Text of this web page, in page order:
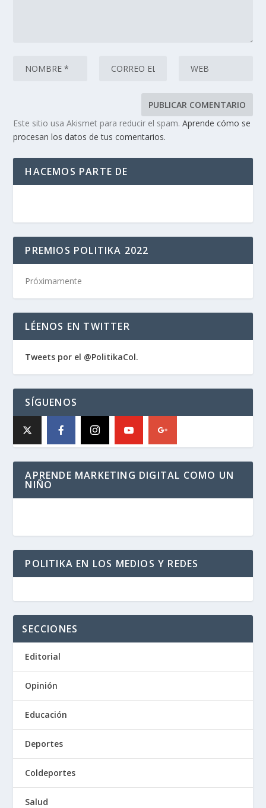
Este sitio usa Akismet para reducir el spam.Aprende cómo se
procesan los datos de tus comentarios.
HACEMOS PARTE DE
PREMIOS POLITIKA 2022
Próximamente
LÉENOS EN TWITTER
Tweets por el @PolitikaCol.
SÍGUENOS
APRENDE MARKETING DIGITAL COMO UN
NIÑO
POLITIKA EN LOS MEDIOS Y REDES
SECCIONES
Editorial
Opinión
Educación
Deportes
Coldeportes
Salud